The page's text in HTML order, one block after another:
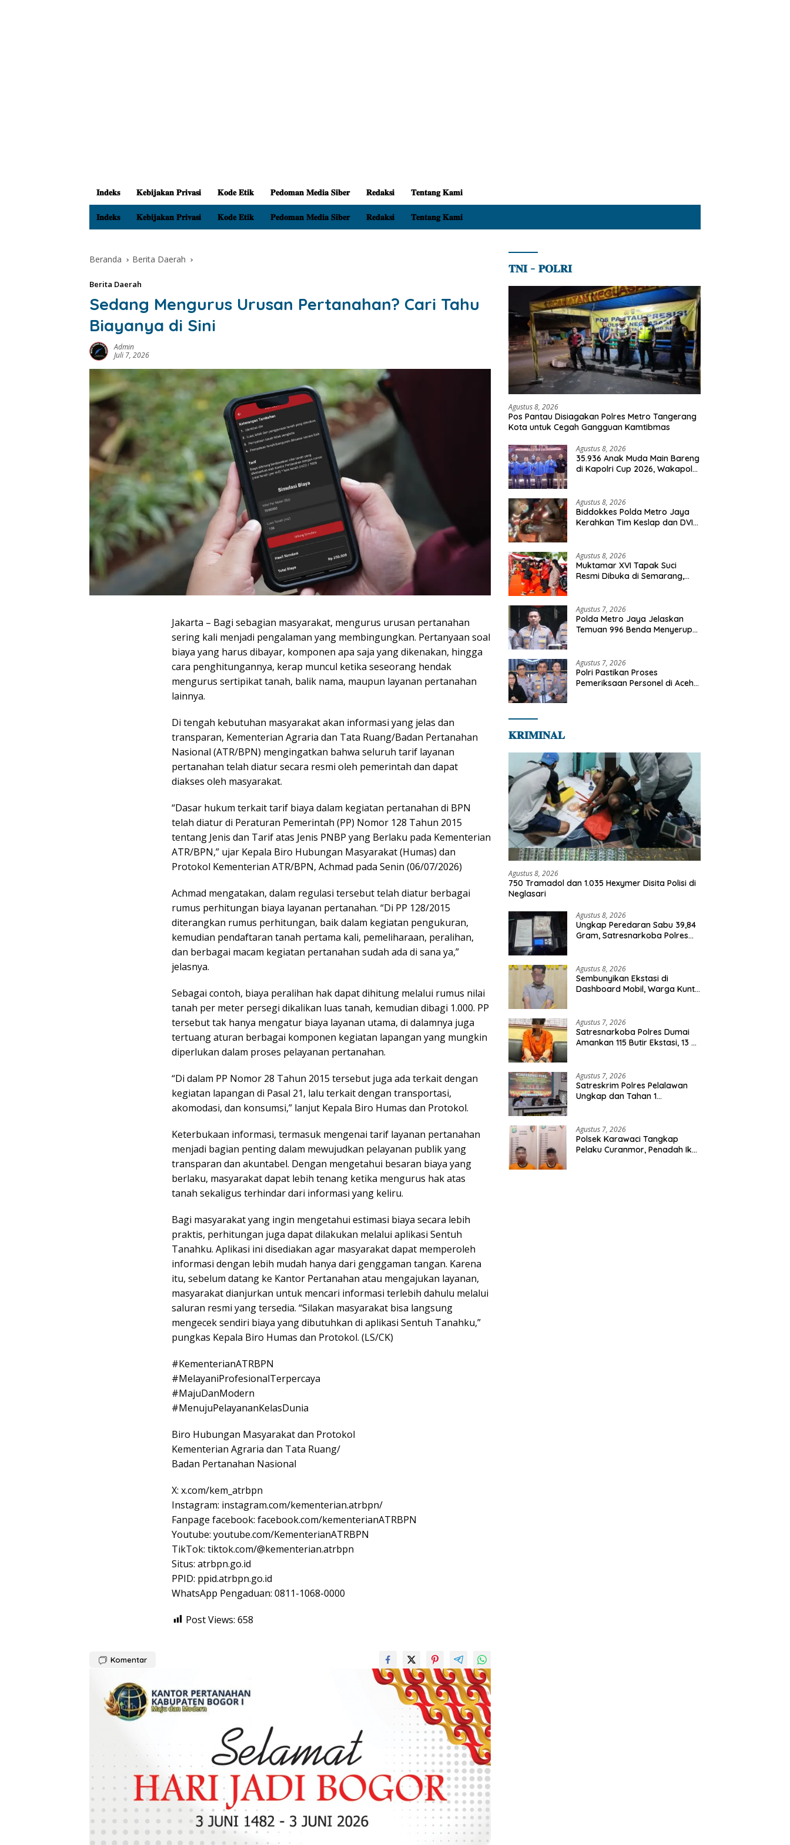
𝐈𝐧𝐝𝐞𝐤𝐬 𝐊𝐞𝐛𝐢𝐣𝐚𝐤𝐚𝐧 𝐏𝐫𝐢𝐯𝐚𝐬𝐢 𝐊𝐨𝐝𝐞 𝐄𝐭𝐢𝐤 𝐏𝐞𝐝𝐨𝐦𝐚𝐧 𝐌𝐞𝐝𝐢𝐚 𝐒𝐢𝐛𝐞𝐫 𝐑𝐞𝐝𝐚𝐤𝐬𝐢 𝐓𝐞𝐧𝐭𝐚𝐧𝐠 𝐊𝐚𝐦𝐢
𝐈𝐧𝐝𝐞𝐤𝐬 𝐊𝐞𝐛𝐢𝐣𝐚𝐤𝐚𝐧 𝐏𝐫𝐢𝐯𝐚𝐬𝐢 𝐊𝐨𝐝𝐞 𝐄𝐭𝐢𝐤 𝐏𝐞𝐝𝐨𝐦𝐚𝐧 𝐌𝐞𝐝𝐢𝐚 𝐒𝐢𝐛𝐞𝐫 𝐑𝐞𝐝𝐚𝐤𝐬𝐢 𝐓𝐞𝐧𝐭𝐚𝐧𝐠 𝐊𝐚𝐦𝐢
Beranda Berita Daerah
Berita Daerah
Sedang Mengurus Urusan Pertanahan? Cari Tahu
Biayanya di Sini
Admin
Juli 7, 2026
Jakarta – Bagi sebagian masyarakat, mengurus urusan pertanahan
sering kali menjadi pengalaman yang membingungkan. Pertanyaan soal
biaya yang harus dibayar, komponen apa saja yang dikenakan, hingga
cara penghitungannya, kerap muncul ketika seseorang hendak
mengurus sertipikat tanah, balik nama, maupun layanan pertanahan
lainnya.
Di tengah kebutuhan masyarakat akan informasi yang jelas dan
transparan, Kementerian Agraria dan Tata Ruang/Badan Pertanahan
Nasional (ATR/BPN) mengingatkan bahwa seluruh tarif layanan
pertanahan telah diatur secara resmi oleh pemerintah dan dapat
diakses oleh masyarakat.
“Dasar hukum terkait tarif biaya dalam kegiatan pertanahan di BPN
telah diatur di Peraturan Pemerintah (PP) Nomor 128 Tahun 2015
tentang Jenis dan Tarif atas Jenis PNBP yang Berlaku pada Kementerian
ATR/BPN,” ujar Kepala Biro Hubungan Masyarakat (Humas) dan
Protokol Kementerian ATR/BPN, Achmad pada Senin (06/07/2026)
Achmad mengatakan, dalam regulasi tersebut telah diatur berbagai
rumus perhitungan biaya layanan pertanahan. “Di PP 128/2015
diterangkan rumus perhitungan, baik dalam kegiatan pengukuran,
kemudian pendaftaran tanah pertama kali, pemeliharaan, peralihan,
dan berbagai macam kegiatan pertanahan sudah ada di sana ya,”
jelasnya.
Sebagai contoh, biaya peralihan hak dapat dihitung melalui rumus nilai
tanah per meter persegi dikalikan luas tanah, kemudian dibagi 1.000. PP
tersebut tak hanya mengatur biaya layanan utama, di dalamnya juga
tertuang aturan berbagai komponen kegiatan lapangan yang mungkin
diperlukan dalam proses pelayanan pertanahan.
“Di dalam PP Nomor 28 Tahun 2015 tersebut juga ada terkait dengan
kegiatan lapangan di Pasal 21, lalu terkait dengan transportasi,
akomodasi, dan konsumsi,” lanjut Kepala Biro Humas dan Protokol.
Keterbukaan informasi, termasuk mengenai tarif layanan pertanahan
menjadi bagian penting dalam mewujudkan pelayanan publik yang
transparan dan akuntabel. Dengan mengetahui besaran biaya yang
berlaku, masyarakat dapat lebih tenang ketika mengurus hak atas
tanah sekaligus terhindar dari informasi yang keliru.
Bagi masyarakat yang ingin mengetahui estimasi biaya secara lebih
praktis, perhitungan juga dapat dilakukan melalui aplikasi Sentuh
Tanahku. Aplikasi ini disediakan agar masyarakat dapat memperoleh
informasi dengan lebih mudah hanya dari genggaman tangan. Karena
itu, sebelum datang ke Kantor Pertanahan atau mengajukan layanan,
masyarakat dianjurkan untuk mencari informasi terlebih dahulu melalui
saluran resmi yang tersedia. “Silakan masyarakat bisa langsung
mengecek sendiri biaya yang dibutuhkan di aplikasi Sentuh Tanahku,”
pungkas Kepala Biro Humas dan Protokol. (LS/CK)
#KementerianATRBPN
#MelayaniProfesionalTerpercaya
#MajuDanModern
#MenujuPelayananKelasDunia
Biro Hubungan Masyarakat dan Protokol
Kementerian Agraria dan Tata Ruang/
Badan Pertanahan Nasional
X: x.com/kem_atrbpn
Instagram: instagram.com/kementerian.atrbpn/
Fanpage facebook: facebook.com/kementerianATRBPN
Youtube: youtube.com/KementerianATRBPN
TikTok: tiktok.com/@kementerian.atrbpn
Situs: atrbpn.go.id
PPID: ppid.atrbpn.go.id
WhatsApp Pengaduan: 0811-1068-0000
Post Views: 658
Komentar
𝐓𝐍𝐈 – 𝐏𝐎𝐋𝐑𝐈
Agustus 8, 2026
Pos Pantau Disiagakan Polres Metro Tangerang
Kota untuk Cegah Gangguan Kamtibmas
Agustus 8, 2026
35.936 Anak Muda Main Bareng
di Kapolri Cup 2026, Wakapolri:
Agustus 8, 2026
Biddokkes Polda Metro Jaya
Kerahkan Tim Keslap dan DVI
Agustus 8, 2026
Muktamar XVI Tapak Suci
Resmi Dibuka di Semarang,
Agustus 7, 2026
Polda Metro Jaya Jelaskan
Temuan 996 Benda Menyerupai
Agustus 7, 2026
Polri Pastikan Proses
Pemeriksaan Personel di Aceh
𝐊𝐑𝐈𝐌𝐈𝐍𝐀𝐋
Agustus 8, 2026
750 Tramadol dan 1.035 Hexymer Disita Polisi di
Neglasari
Agustus 8, 2026
Ungkap Peredaran Sabu 39,84
Gram, Satresnarkoba Polres
Agustus 8, 2026
Sembunyikan Ekstasi di
Dashboard Mobil, Warga Kuntu
Agustus 7, 2026
Satresnarkoba Polres Dumai
Amankan 115 Butir Ekstasi, 13 Pil
Agustus 7, 2026
Satreskrim Polres Pelalawan
Ungkap dan Tahan 1
Agustus 7, 2026
Polsek Karawaci Tangkap
Pelaku Curanmor, Penadah Ikut